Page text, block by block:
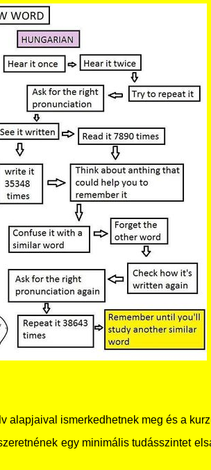
alapjaival ismerkedhetnek meg és a
egy minimális tu­dásszintet